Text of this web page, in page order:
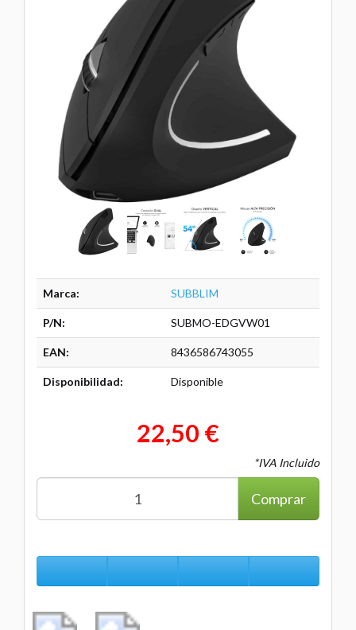
Marca: SUBBLIM
P/N: SUBMO-EDGVW01
EAN: 8436586743055
Disponibilidad: Disponible
22,50 €
*IVA Incluido
Comprar